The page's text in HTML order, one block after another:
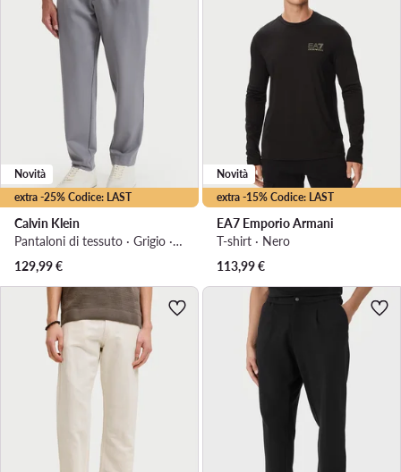
extra -25% Codice: LAST
Novità
Calvin Klein
Pantaloni di tessuto · Grigio · Slim Fit
129,99€
extra -15% Codice: LAST
Novità
EA7 Emporio Armani
T-shirt · Nero
113,99€